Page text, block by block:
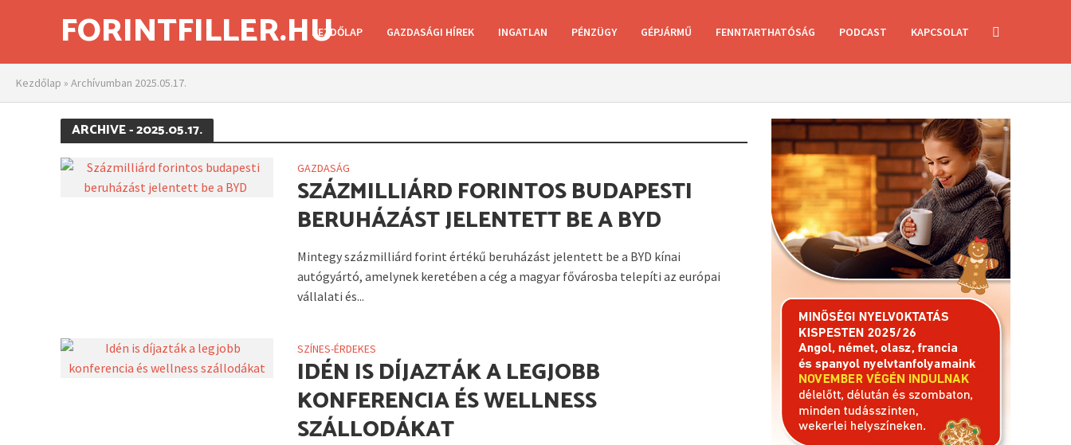
FORINTFILLER.HUKEZDŐLAP GAZDASÁGI HÍREK INGATLAN PÉNZÜGY GÉPJÁRMŰ FENNTARTHATÓSÁG PODCAST KAPCSOLAT
Kezdőlap » Archívumban 2025.05.17.
ARCHIVE - 2025.05.17.
GAZDASÁG
SZÁZMILLIÁRD FORINTOS BUDAPESTI
BERUHÁZÁST JELENTETT BE A BYD
Mintegy százmilliárd forint értékű beruházást jelentett be a BYD kínai
autógyártó, amelynek keretében a cég a magyar fővárosba telepíti az európai
vállalati és...
SZÍNES-ÉRDEKES
IDÉN IS DÍJAZTÁK A LEGJOBB
KONFERENCIA ÉS WELLNESS
SZÁLLODÁKAT